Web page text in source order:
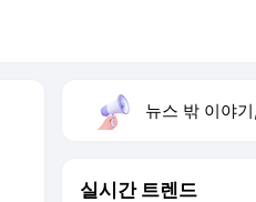
뉴스 밖 이야기,
실시간 트렌드